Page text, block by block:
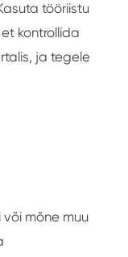
tööriistu
kontrollida
ja tegele
mõne muu